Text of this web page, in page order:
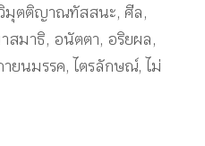
มุตติญาณทัสสนะ, ศีล,
สมาธิ, อนัตตา, อริยผล,
ายนมรรค, ไตรลักษณ์, ไม่